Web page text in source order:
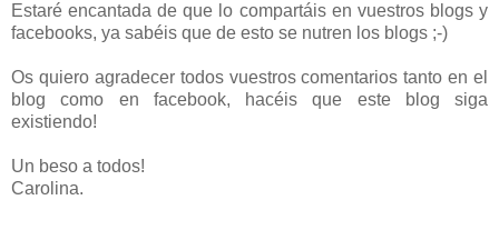
Estaré encantada de que lo compartáis en vuestros blogs y
facebooks, ya sabéis que de esto se nutren los blogs ;-)
Os quiero agradecer todos vuestros comentarios tanto en el
blog como en facebook, hacéis que este blog siga
existiendo!
Un beso a todos!
Carolina.